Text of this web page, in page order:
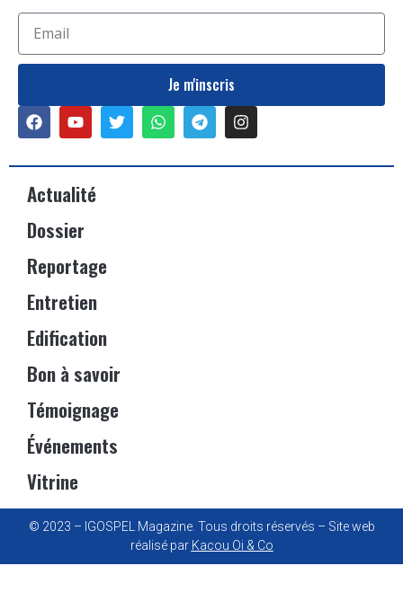
Je m'inscris
Actualité
Dossier
Reportage
Entretien
Edification
Bon à savoir
Témoignage
Événements
Vitrine
© 2023 – IGOSPEL Magazine. Tous droits réservés – Site web
réalisé par Kacou Oi & Co